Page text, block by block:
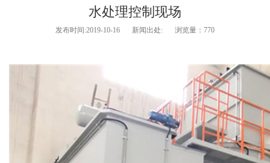
水处理控制现场
发布时间:2019-10-16 新闻出处: 浏览量： 770